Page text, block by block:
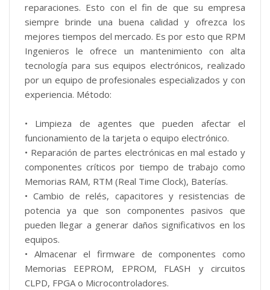
reparaciones. Esto con el fin de que su empresa
siempre brinde una buena calidad y ofrezca los
mejores tiempos del mercado. Es por esto que RPM
Ingenieros le ofrece un mantenimiento con alta
tecnología para sus equipos electrónicos, realizado
por un equipo de profesionales especializados y con
experiencia. Método:
• Limpieza de agentes que pueden afectar el
funcionamiento de la tarjeta o equipo electrónico.
• Reparación de partes electrónicas en mal estado y
componentes críticos por tiempo de trabajo como
Memorias RAM, RTM (Real Time Clock), Baterías.
• Cambio de relés, capacitores y resistencias de
potencia ya que son componentes pasivos que
pueden llegar a generar daños significativos en los
equipos.
• Almacenar el firmware de componentes como
Memorias EEPROM, EPROM, FLASH y circuitos
CLPD, FPGA o Microcontroladores.